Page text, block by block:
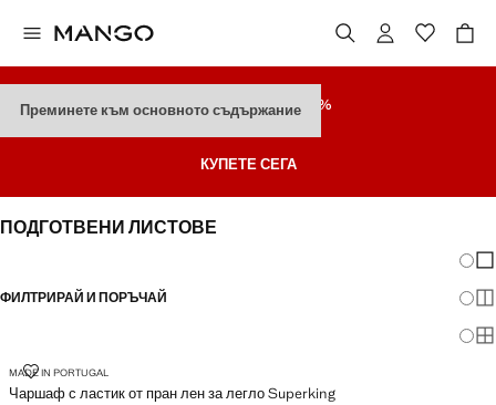
Преминете към основното съдържание
РАЗПРОДАЖБАДО 70%
КУПЕТЕ СЕГА
ПОДГОТВЕНИ ЛИСТОВЕ
ФИЛТРИРАЙ И ПОРЪЧАЙ
MADE IN PORTUGAL
Чаршаф с ластик от пран лен за легло Superking
ЧАРШАФ С ЛАСТИК ОТ ПРАН ЛЕН ЗА ЛЕГЛО SUPERKING